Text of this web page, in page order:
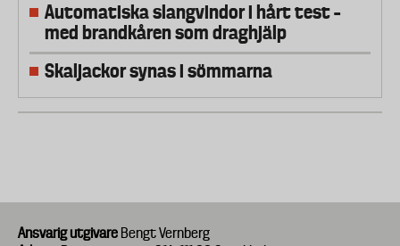
Automatiska slangvindor i hårt test –
med brandkåren som draghjälp
Skaljackor synas i sömmarna
Ansvarig utgivare Bengt Vernberg